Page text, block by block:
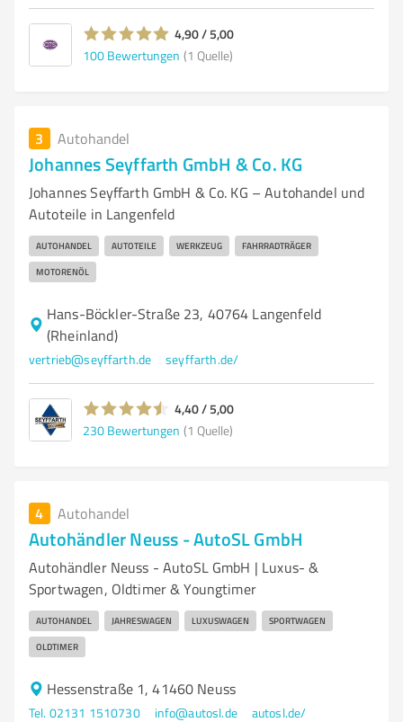
4,90 / 5,00
100 Bewertungen (1 Quelle)
3 Autohandel
Johannes Seyffarth GmbH & Co. KG
Johannes Seyffarth GmbH & Co. KG – Autohandel und
Autoteile in Langenfeld
AUTOHANDEL AUTOTEILE WERKZEUG FAHRRADTRÄGER
MOTORENÖL
Hans-Böckler-Straße 23, 40764 Langenfeld
(Rheinland)
vertrieb@seyffarth.de seyffarth.de/
4,40 / 5,00
230 Bewertungen (1 Quelle)
4 Autohandel
Autohändler Neuss - AutoSL GmbH
Autohändler Neuss - AutoSL GmbH | Luxus- &
Sportwagen, Oldtimer & Youngtimer
AUTOHANDEL JAHRESWAGEN LUXUSWAGEN SPORTWAGEN
OLDTIMER
Hessenstraße 1, 41460 Neuss
Tel. 02131 1510730 info@autosl.de autosl.de/